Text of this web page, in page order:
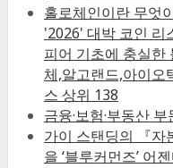
홀로체인이란 무엇
'2026' 대박 코인
피어 기초에 충실한
체,알고랜드,아이오
스 상위 138
금융·보험·부동산
가이 스탠딩의 『자
을 ‘블루커먼즈’ 어